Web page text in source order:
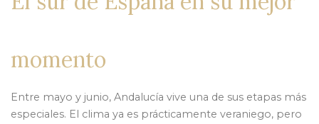
momento
Entre mayo y junio, Andalucía vive una de sus etapas más
especiales. El clima ya es prácticamente veraniego, pero